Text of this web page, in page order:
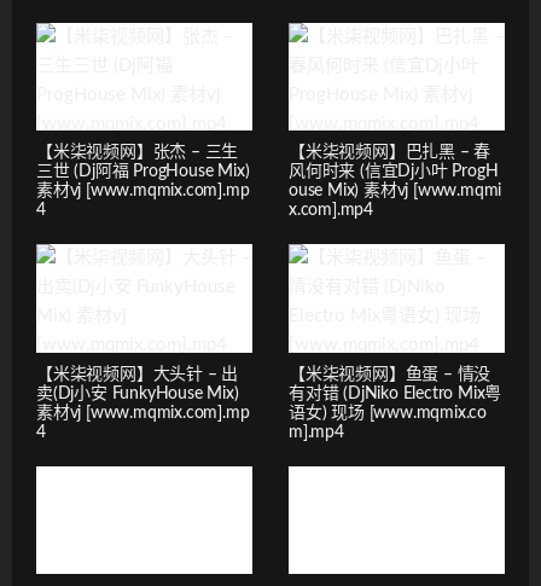
【米柒视频网】张杰 – 三生
三世 (Dj阿福 ProgHouse Mix)
素材vj [www.mqmix.com].mp
4
【米柒视频网】巴扎黑 – 春
风何时来 (信宜Dj小叶 ProgH
ouse Mix) 素材vj [www.mqmi
x.com].mp4
【米柒视频网】大头针 – 出
卖(Dj小安 FunkyHouse Mix)
素材vj [www.mqmix.com].mp
4
【米柒视频网】鱼蛋 – 情没
有对错 (DjNiko Electro Mix粤
语女) 现场 [www.mqmix.co
m].mp4